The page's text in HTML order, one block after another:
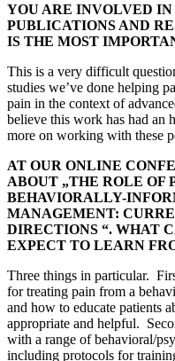
YOU ARE INVOLVED
PUBLICATIONS AND
IS THE MOST
This is a very difficult
studies we’ve done helping
pain in the context of
believe this work has had an
more on working with these
AT OUR ONLINE
ABOUT „THE ROLE OF
BEHAVIORALLY-
MANAGEMENT:
DIRECTIONS “. WHAT
EXPECT TO LEARN
Three things in particular.
for treating pain from a
and how to educate patients
appropriate and helpful.
with a range of behavioral/
including protocols for